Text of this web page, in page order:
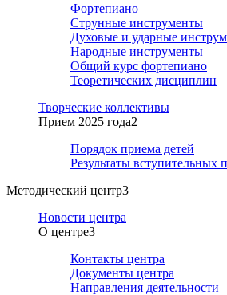
Фортепиано
Струнные инструменты
Духовые и ударные
Народные инструменты
Общий курс фортепиано
Теоретических дисциплин
Творческие коллективы
Прием 2025 года2
Порядок приема детей
Результаты вступительных
Методический центр3
Новости центра
О центре3
Контакты центра
Документы центра
Направления деятельности